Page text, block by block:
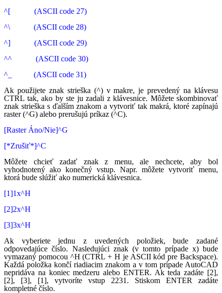
^[ (ASCII code 27)
^\ (ASCII code 28)
^] (ASCII code 29)
^^ (ASCII code 30)
^_ (ASCII code 31)
Ak použijete znak strieška (^) v makre, je prevedený na klávesu
CTRL tak, ako by ste ju zadali z klávesnice. Môžete skombinovať
znak strieška s ďalším znakom a vytvoriť tak makrá, ktoré zapínajú
raster (^G) alebo prerušujú príkaz (^C).
[Raster Áno/Nie]^G
[*Zrušiť*]^C
Môžete chcieť zadať znak z menu, ale nechcete, aby bol
vyhodnotený ako konečný vstup. Napr. môžete vytvoriť menu,
ktorá bude slúžiť ako numerická klávesnica.
[1]1x^H
[2]2x^H
[3]3x^H
Ak vyberiete jednu z uvedených položiek, bude zadané
odpovedajúce číslo. Nasledujúci znak (v tomto prípade x) bude
vymazaný pomocou ^H (CTRL + H je ASCII kód pre Backspace).
Každá položka končí riadiacim znakom a v tom prípade AutoCAD
nepridáva na koniec medzeru alebo ENTER. Ak teda zadáte [2],
[2], [3], [1], vytvoríte vstup 2231. Stiskom ENTER zadáte
kompletné číslo.